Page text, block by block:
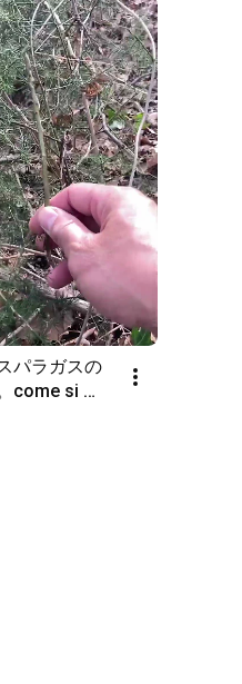
パラガスの
come si